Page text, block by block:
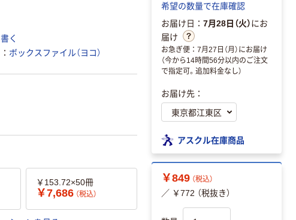
く
ボックスファイル（ヨコ）
￥153.72×50冊
￥7,686 （税込）
希望の数量で在庫確認
お届け日： 7月28日（火）にお
届け
お急ぎ便：7月27日（月）にお届け
（今から14時間56分以内のご注文
で指定可。追加料金なし）
お届け先：
アスクル在庫商品
￥849 （税込）
／ ￥772 （税抜き）